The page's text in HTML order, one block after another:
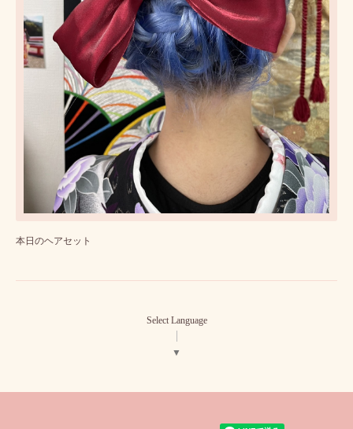
本日のヘアセット
Select Language
▼